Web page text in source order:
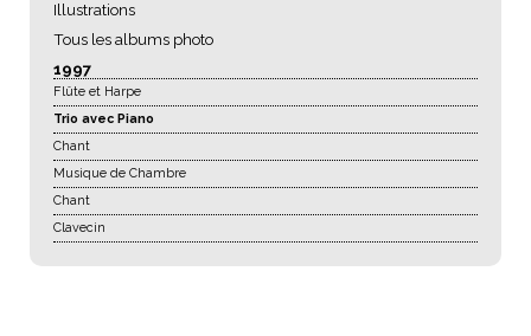
Illustrations
Tous les albums photo
1997
Flûte et Harpe
Trio avec Piano
Chant
Musique de Chambre
Chant
Clavecin